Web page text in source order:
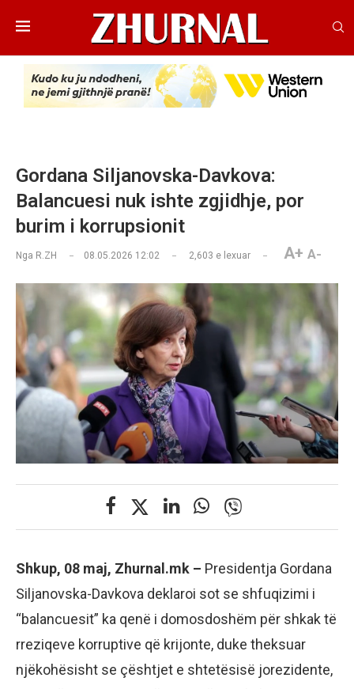
Gordana Siljanovska-Davkova:
Balancuesi nuk ishte zgjidhje, por
burim i korrupsionit
Nga R.ZH 08.05.2026 12:02 2,603 e lexuar A+ A-
Shkup, 08 maj, Zhurnal.mk – Presidentja Gordana
Siljanovska-Davkova deklaroi sot se shfuqizimi i
“balancuesit” ka qenë i domosdoshëm për shkak të
rreziqeve korruptive që krijonte, duke theksuar
njëkohësisht se çështjet e shtetësisë jorezidente,